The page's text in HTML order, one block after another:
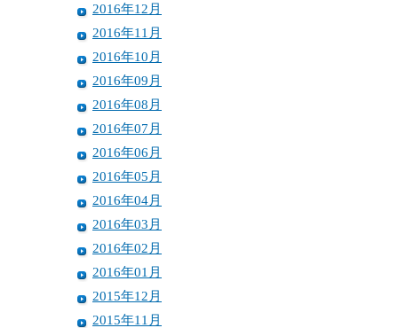
2016年12月
2016年11月
2016年10月
2016年09月
2016年08月
2016年07月
2016年06月
2016年05月
2016年04月
2016年03月
2016年02月
2016年01月
2015年12月
2015年11月